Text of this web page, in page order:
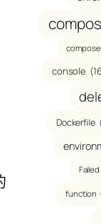
console
Dockerfile
Failed
function